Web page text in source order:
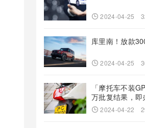
2024-04-25
库里南！放款
2024-04-25
「摩托车不装
万批复结果，即
2024-04-22